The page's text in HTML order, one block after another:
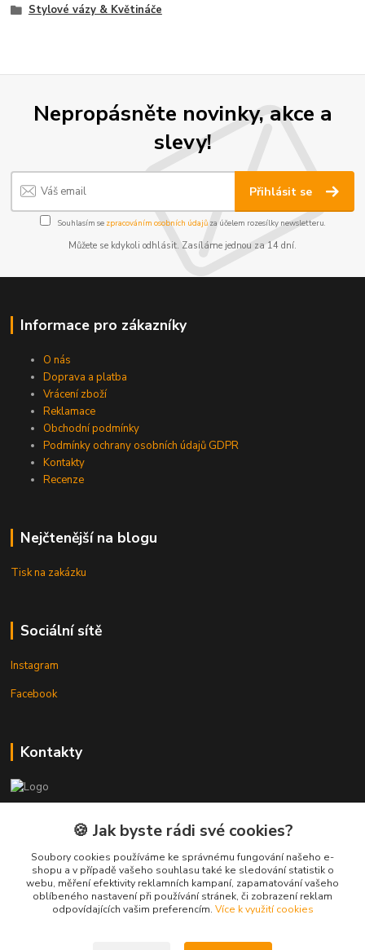
Stylové vázy & Květináče
Nepropásněte novinky, akce a
slevy!
Přihlásit se
Souhlasím se zpracováním osobních údajůza účelem rozesílky newsletteru.
Můžete se kdykoli odhlásit. Zasíláme jednou za 14 dní.
Informace pro zákazníky
O nás
Doprava a platba
Vrácení zboží
Reklamace
Obchodní podmínky
Podmínky ochrany osobních údajů GDPR
Kontakty
Recenze
Nejčtenější na blogu
Tisk na zakázku
Sociální sítě
Instagram
Facebook
Kontakty
Tomáš Placatka
+420 728 969 499
info@3dtisktopla-shop.cz
🍪 Jak byste rádi své cookies?
Soubory cookies používáme ke správnému fungování našeho e-
shopu a v případě vašeho souhlasu také ke sledování statistik o
webu, měření efektivity reklamních kampaní, zapamatování vašeho
oblíbeného nastavení při používání stránek, či zobrazení reklam
odpovídajících vašim preferencím. Více k využití cookies